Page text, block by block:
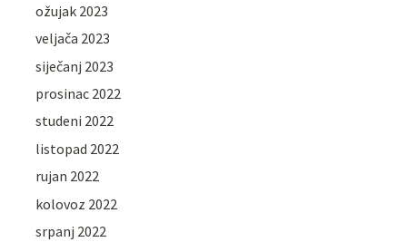
ožujak 2023
veljača 2023
siječanj 2023
prosinac 2022
studeni 2022
listopad 2022
rujan 2022
kolovoz 2022
srpanj 2022